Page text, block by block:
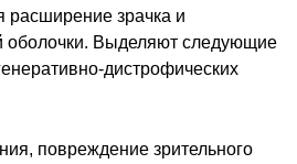
расширение зрачка и
оболочки. Выделяют следующие
дистрофических
повреждение зрительного